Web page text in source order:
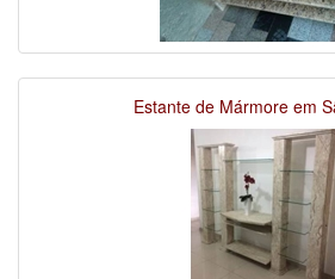
Estante de Mármore em